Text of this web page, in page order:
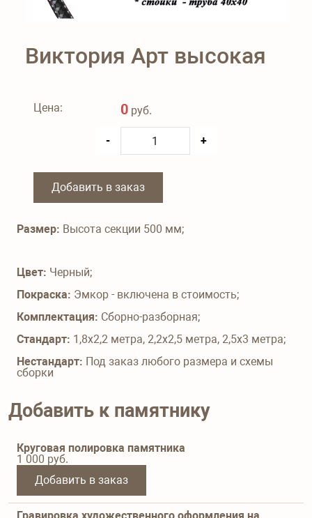
Виктория Арт высокая
Цена: 0 руб.
- +
Добавить в заказ
Размер: Высота секции 500 мм;
Цвет: Черный;
Покраска: Эмкор - включена в стоимость;
Комплектация: Сборно-разборная;
Стандарт: 1,8х2,2 метра, 2,2х2,5 метра, 2,5х3 метра;
Нестандарт: Под заказ любого размера и схемы
сборки
Добавить к памятнику
Круговая полировка памятника
1 000 руб.
Добавить в заказ